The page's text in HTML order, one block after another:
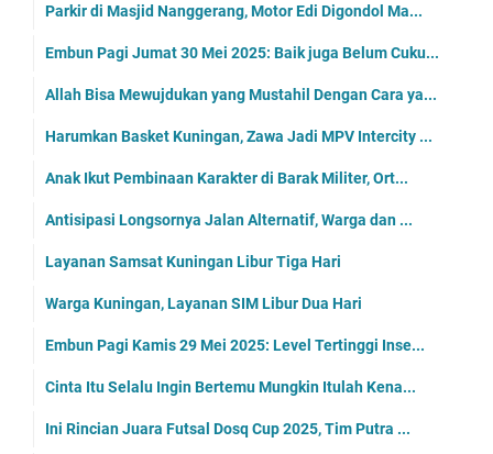
Parkir di Masjid Nanggerang, Motor Edi Digondol Ma...
Embun Pagi Jumat 30 Mei 2025: Baik juga Belum Cuku...
Allah Bisa Mewujdukan yang Mustahil Dengan Cara ya...
Harumkan Basket Kuningan, Zawa Jadi MPV Intercity ...
Anak Ikut Pembinaan Karakter di Barak Militer, Ort...
Antisipasi Longsornya Jalan Alternatif, Warga dan ...
Layanan Samsat Kuningan Libur Tiga Hari
Warga Kuningan, Layanan SIM Libur Dua Hari
Embun Pagi Kamis 29 Mei 2025: Level Tertinggi Inse...
Cinta Itu Selalu Ingin Bertemu Mungkin Itulah Kena...
Ini Rincian Juara Futsal Dosq Cup 2025, Tim Putra ...